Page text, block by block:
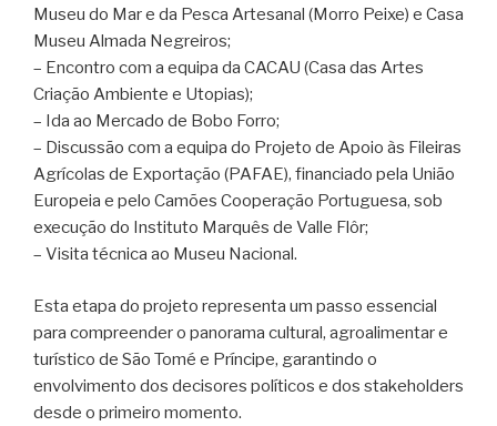
Museu do Mar e da Pesca Artesanal (Morro Peixe) e Casa
Museu Almada Negreiros;
– Encontro com a equipa da CACAU (Casa das Artes
Criação Ambiente e Utopias);
– Ida ao Mercado de Bobo Forro;
– Discussão com a equipa do Projeto de Apoio às Fileiras
Agrícolas de Exportação (PAFAE), financiado pela União
Europeia e pelo Camões Cooperação Portuguesa, sob
execução do Instituto Marquês de Valle Flôr;
– Visita técnica ao Museu Nacional.
Esta etapa do projeto representa um passo essencial
para compreender o panorama cultural, agroalimentar e
turístico de São Tomé e Príncipe, garantindo o
envolvimento dos decisores políticos e dos stakeholders
desde o primeiro momento.